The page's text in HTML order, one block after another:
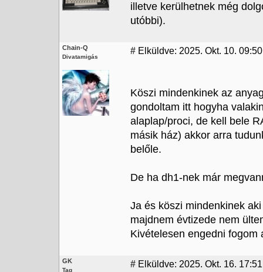
illetve kerülhetnek még
utóbbi).
Chain-Q
Divatamigás
# Elküldve: 2025. Okt. 10.
Köszi mindenkinek az
gondoltam itt hogyha
alaplap/proci, de kell bele
másik ház) akkor arra
belőle.
De ha dh1-nek már
Ja és köszi mindenkinek
majdnem évtizede nem
Kivételesen engedni fogom
GK
Tag
# Elküldve: 2025. Okt. 16. 17:51